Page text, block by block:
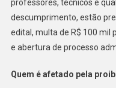
professores, técnicos e
descumprimento, estão
edital, multa de R$ 100 mil
e abertura de processo
Quem é afetado pela